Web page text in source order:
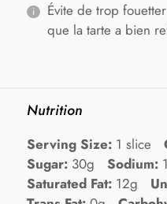
Évite de trop
que la tarte a bien
Nutrition
Serving Size: 1 slice
Sugar: 30g Sodium:
Saturated Fat: 12g